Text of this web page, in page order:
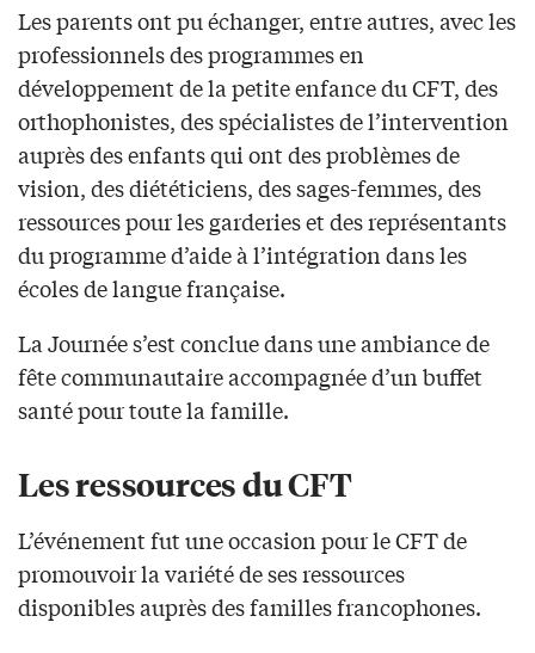
Les parents ont pu échanger, entre autres, avec les
professionnels des programmes en
développement de la petite enfance du CFT, des
orthophonistes, des spécialistes de l’intervention
auprès des enfants qui ont des problèmes de
vision, des diététiciens, des sages-femmes, des
ressources pour les garderies et des représentants
du programme d’aide à l’intégration dans les
écoles de langue française.
La Journée s’est conclue dans une ambiance de
fête communautaire accompagnée d’un buffet
santé pour toute la famille.
Les ressources du CFT
L’événement fut une occasion pour le CFT de
promouvoir la variété de ses ressources
disponibles auprès des familles francophones.